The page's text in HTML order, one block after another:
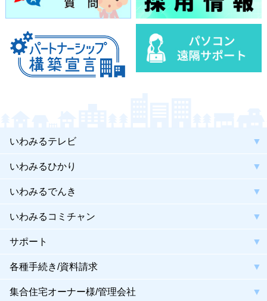
いわみるテレビ
いわみるひかり
いわみるでんき
いわみるコミチャン
サポート
各種手続き/資料請求
集合住宅オーナー様/管理会社